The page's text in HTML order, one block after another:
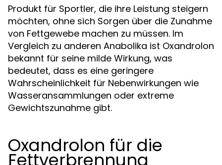
Produkt für Sportler, die ihre Leistung steigern
möchten, ohne sich Sorgen über die Zunahme
von Fettgewebe machen zu müssen. Im
Vergleich zu anderen Anabolika ist Oxandrolon
bekannt für seine milde Wirkung, was
bedeutet, dass es eine geringere
Wahrscheinlichkeit für Nebenwirkungen wie
Wasseransammlungen oder extreme
Gewichtszunahme gibt.
Oxandrolon für die
Fettverbrennung